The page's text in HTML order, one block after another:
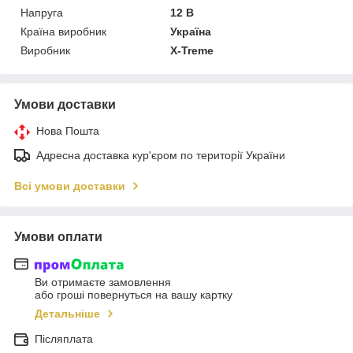
Напруга
12 В
Країна виробник
Україна
Виробник
X-Treme
Умови доставки
Нова Пошта
Адресна доставка кур'єром по території України
Всі умови доставки
Умови оплати
Ви отримаєте замовлення
або гроші повернуться на вашу картку
Детальніше
Післяплата